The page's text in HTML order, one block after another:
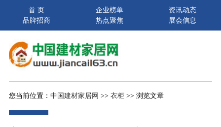
首 页 企业榜单
资讯动态
品牌招商
热点聚焦 展会信息
您当前位置： 中国建材家居网 >> 衣柜>> 浏览文章